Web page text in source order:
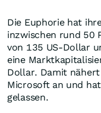
Die Euphorie hat
inzwischen rund 50
von 135 US-Dollar
eine
Dollar. Damit
Microsoft an und
gelassen.